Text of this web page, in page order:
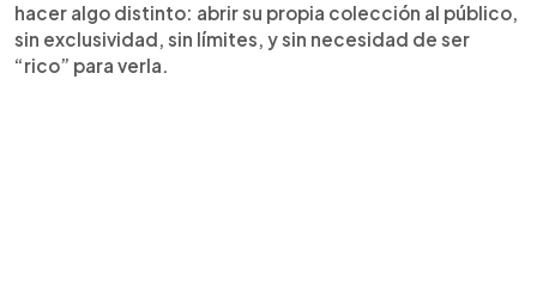
hacer algo distinto: abrir su propia colección al público,
sin exclusividad, sin límites, y sin necesidad de ser
“rico” para verla.